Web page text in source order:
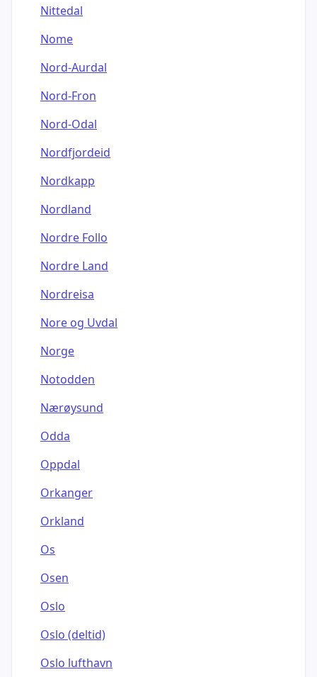
Nittedal
Nome
Nord-Aurdal
Nord-Fron
Nord-Odal
Nordfjordeid
Nordkapp
Nordland
Nordre Follo
Nordre Land
Nordreisa
Nore og Uvdal
Norge
Notodden
Nærøysund
Odda
Oppdal
Orkanger
Orkland
Os
Osen
Oslo
Oslo (deltid)
Oslo lufthavn